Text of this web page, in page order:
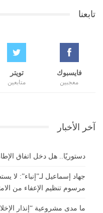
تابعنا
فايسبوك
معجبين
تويتر
متابعين
آخر الأخبار
دستوريًا.. هل دخل اتفاق
جهاد إسماعيل لـ”إنباء”: لا
مرسوم تنظيم الإعفاء من
ما مدى مشروعية “إنذار